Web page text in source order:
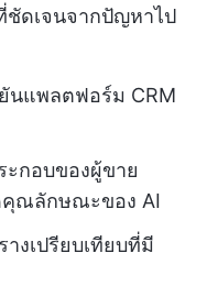
ชัดเจนจากปัญหาไป
นแพลตฟอร์ม CRM
ะกอบของผู้ขาย
คุณลักษณะของ AI
งเปรียบเทียบที่มี